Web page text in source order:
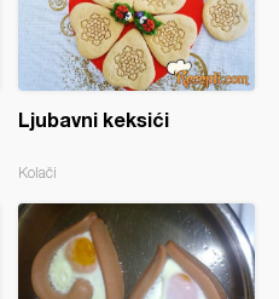
Ljubavni keksići
Kolači